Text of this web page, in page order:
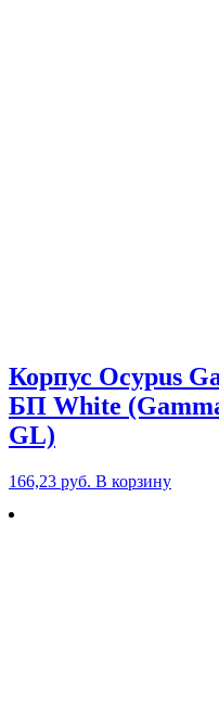
Корпус Ocypus
БП White
GL)
166,23 руб. В корзину